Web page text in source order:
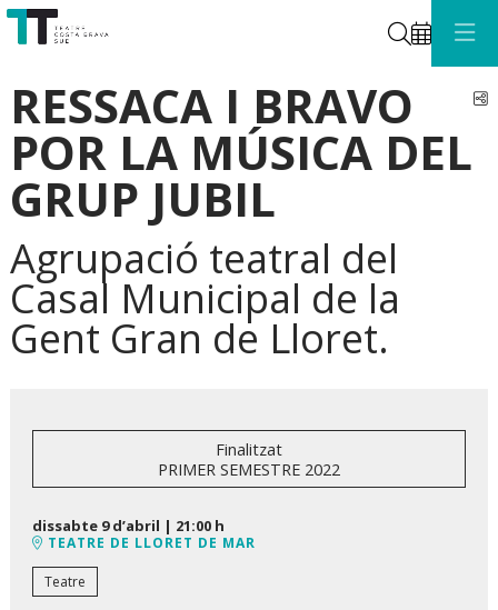
Cerca
RESSACA I BRAVO
POR LA MÚSICA DEL
GRUP JUBIL
Agrupació teatral del
Casal Municipal de la
Gent Gran de Lloret.
Finalitzat
PRIMER SEMESTRE 2022
dissabte 9 d’abril | 21:00 h
TEATRE DE LLORET DE MAR
Teatre